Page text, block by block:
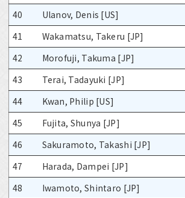
40
Ulanov, Denis [US]
41
Wakamatsu, Takeru [JP]
42
Morofuji, Takuma [JP]
43
Terai, Tadayuki [JP]
44
Kwan, Philip [US]
45
Fujita, Shunya [JP]
46
Sakuramoto, Takashi [JP]
47
Harada, Dampei [JP]
48
Iwamoto, Shintaro [JP]